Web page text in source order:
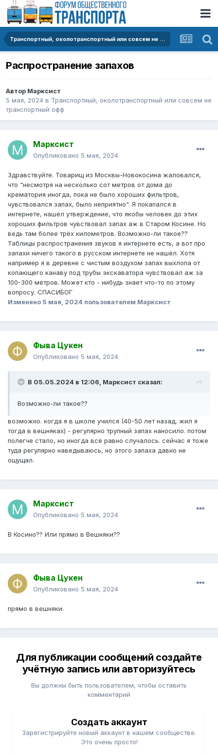
Транспортный, околотранспортный или совсем не транспортный офф
Распространение запахов
Автор Марксист
5 мая, 2024 в Транспортный, околотранспортный или совсем не
транспортный офф
Марксист
Опубликовано 5 мая, 2024
Здравствуйте. Товарищ из Москвы-Новокосина жаловался,
что "несмотря на несколько сот метров от дома до
крематория иногда, пока не было хороших фильтров,
чувствовался запах, было неприятно". Я покапался в
интернете, нашёл утверждение, что якобы человек до этих
хороших фильтров чувствовал запах аж в Старом Косине. Но
ведь там более трёх километров. Возможно-ли такое??
Таблицы распространения звуков я интернете есть, а вот про
запахи ничего такого в русском интернете не нашёл. Хотя
например я в деревне с чистым воздухом запах выхлопа от
копающего канаву под трубы экскаватора чувствовал аж за
100-300 метров. Может кто - нибудь знает что-то по этому
вопросу. СПАСИБОГ
Изменено 5 мая, 2024 пользователем Марксист
Фыва Цукен
Опубликовано 5 мая, 2024
В 05.05.2024 в 12:06, Марксист сказал:
Возможно-ли такое??
возможно. когда я в школе учился (40-50 лет назад, жил я
тогда в вешняках) - регулярно трупный запах наносило. потом
полегче стало, но иногда всё равно случалось. сейчас я тоже
туда регулярно наведываюсь, но этого запаха давно не
ощущал.
Марксист
Опубликовано 5 мая, 2024
В Косино?? Или прямо в Вешняки??
Фыва Цукен
Опубликовано 5 мая, 2024
прямо в вешняки.
Для публикации сообщений создайте
учётную запись или авторизуйтесь
Вы должны быть пользователем, чтобы оставить
комментарий
Создать аккаунт
Зарегистрируйте новый аккаунт в нашем сообществе.
Это очень просто!